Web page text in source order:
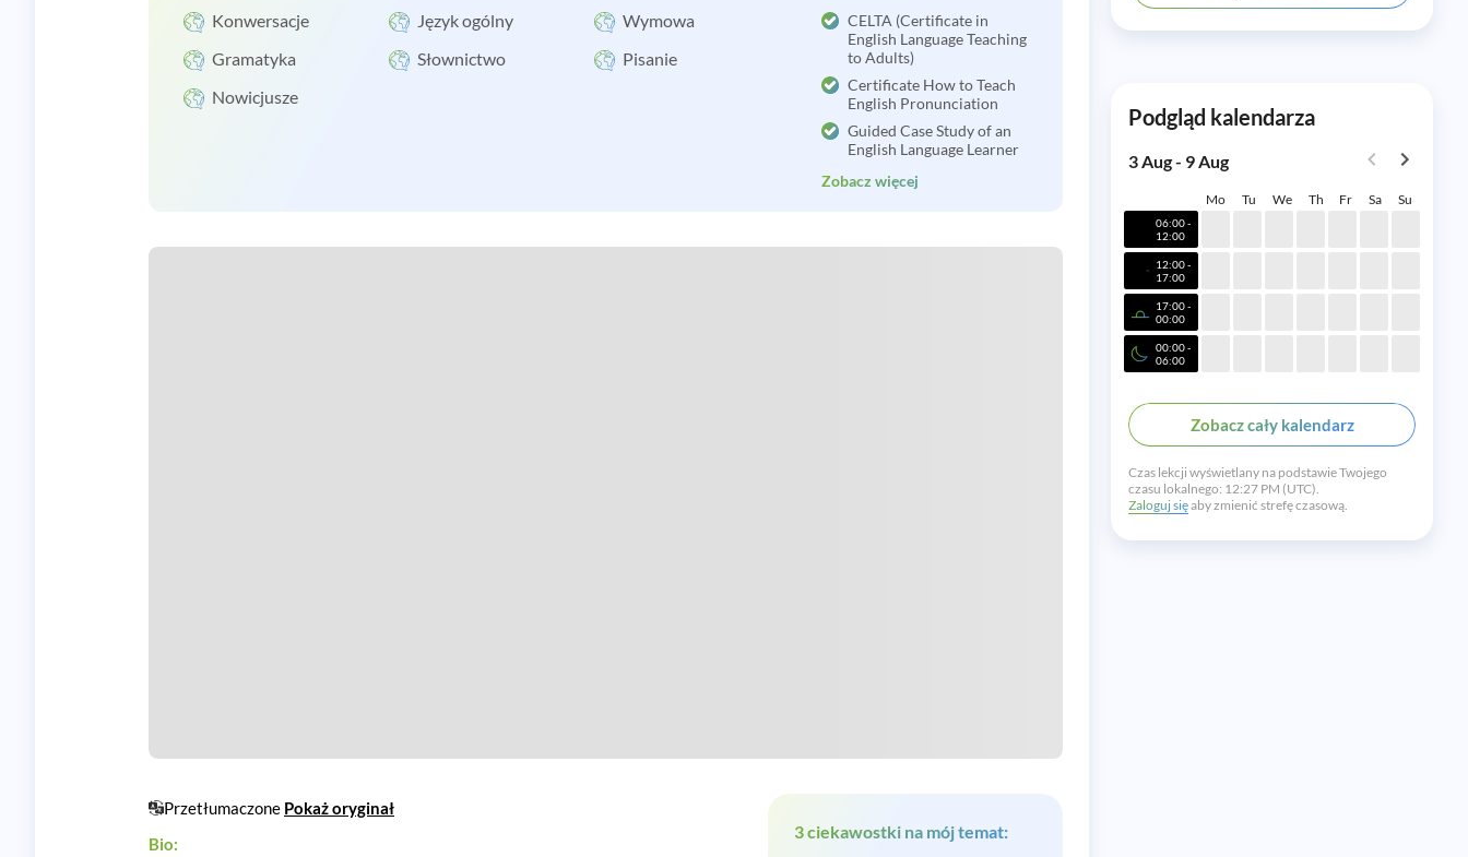
Konwersacje
Język ogólny
Wymowa
Gramatyka
Słownictwo
Pisanie
Nowicjusze
CELTA (Certificate in
English Language Teaching
to Adults)
Certificate How to Teach
English Pronunciation
Guided Case Study of an
English Language Learner
Zobacz więcej
Przetłumaczone Pokaż oryginał
Bio:
3 ciekawostki na mój temat:
Podgląd kalendarza
3 Aug - 9 Aug
Mo Tu We Th Fr Sa Su
06:00 -
12:00
12:00 -
17:00
17:00 -
00:00
00:00 -
06:00
Zobacz cały kalendarz
Czas lekcji wyświetlany na podstawie Twojego
czasu lokalnego: 12:27 PM (UTC).
Zaloguj sięaby zmienić strefę czasową.